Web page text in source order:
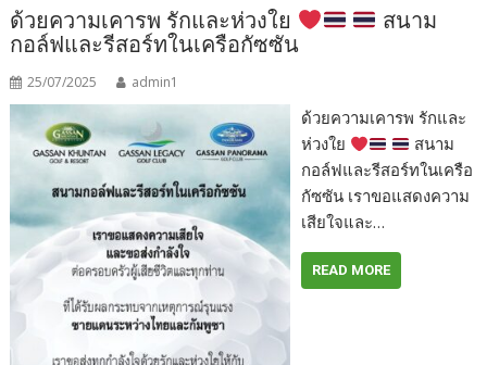
ด้วยความเคารพ รักและห่วงใย
สนาม
กอล์ฟและรีสอร์ทในเครือกัซซัน
25/07/2025 admin1
ด้วยความเคารพ รักและ
ห่วงใย
สนาม
กอล์ฟและรีสอร์ทในเครือ
กัซซัน เราขอแสดงความ
เสียใจและ…
READ MORE